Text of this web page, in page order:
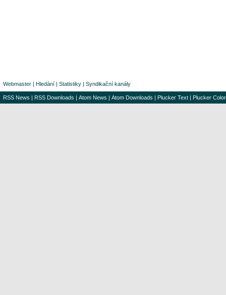
Webmaster | Hledání | Statistiky | Syndikační kanály
RSS News | RSS Downloads | Atom News | Atom Downloads | Plucker Text | Plucker Color